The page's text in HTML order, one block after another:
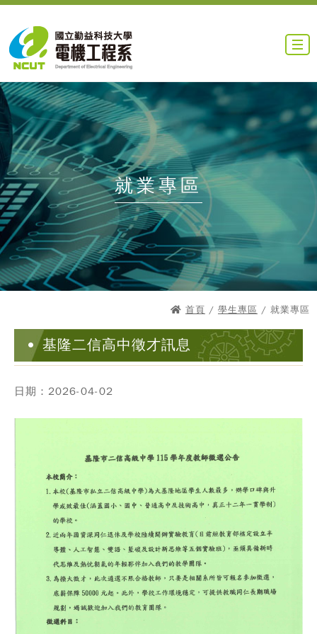
就業專區
首頁 / 學生專區 / 就業專區
基隆二信高中徵才訊息
日期：2026-04-02